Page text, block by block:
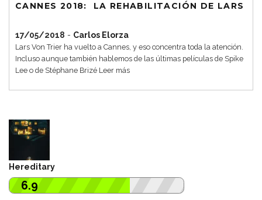
CANNES 2018: LA REHABILITACIÓN DE LARS
17/05/2018 - Carlos Elorza
Lars Von Trier ha vuelto a Cannes, y eso concentra toda la atención.
Incluso aunque también hablemos de las últimas películas de Spike
Lee o de Stéphane Brizé Leer más
Hereditary
6.9